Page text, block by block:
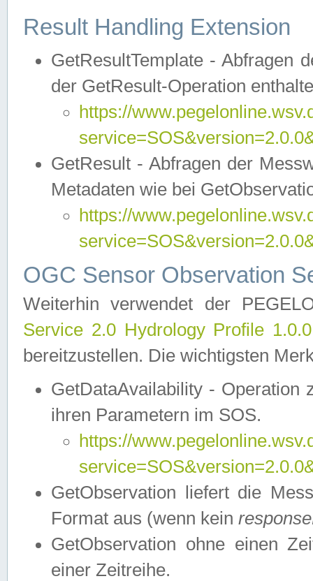
Result Handling Extension
GetResultTemplate - Abfragen
der GetResult-Operation
https://
GetResult - Abfragen der
Metadaten wie bei
https://
OGC Sensor Observation
Weiterhin verwendet der
Service 2.0 Hydrology Profile
bereitzustellen. Die wichtigsten
GetDataAvailability - Operation
ihren Parametern im SOS.
https://
GetObservation liefert die
Format aus (wenn kein
GetObservation ohne einen
einer Zeitreihe.